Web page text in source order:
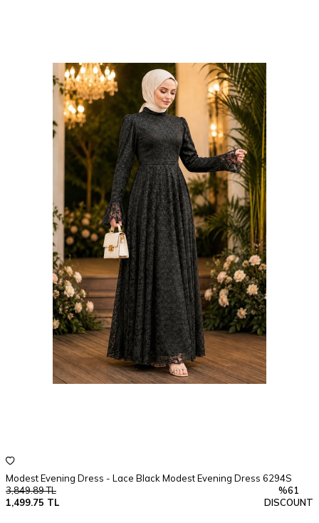
Modest Evening Dress - Lace Black Modest Evening Dress 6294S
3,849.89TL
1,499.75 TL
%61
DISCOUNT